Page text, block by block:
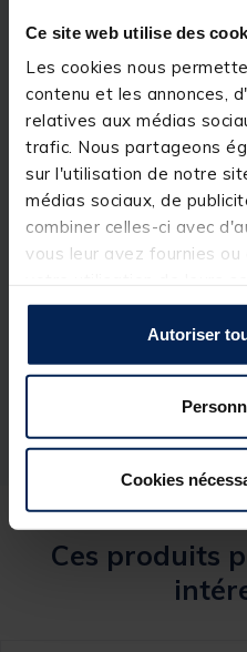
Ce site web utilise des
Les cookies nous
contenu et les annonces,
relatives aux médias
trafic. Nous partageons
sur l'utilisation de notre
médias sociaux, de
combiner celles-ci avec
vous leur avez fournies
Autoriser
Cookies
Indispensables dans votre
back lead clip permettent
lead coulissants à partir
émerillon.
Sachet de 5 pièces.
Réf.
Ces produits